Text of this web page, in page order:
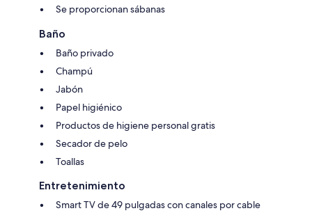
Se proporcionan sábanas
Baño
Baño privado
Champú
Jabón
Papel higiénico
Productos de higiene personal gratis
Secador de pelo
Toallas
Entretenimiento
Smart TV de 49 pulgadas con canales por cable